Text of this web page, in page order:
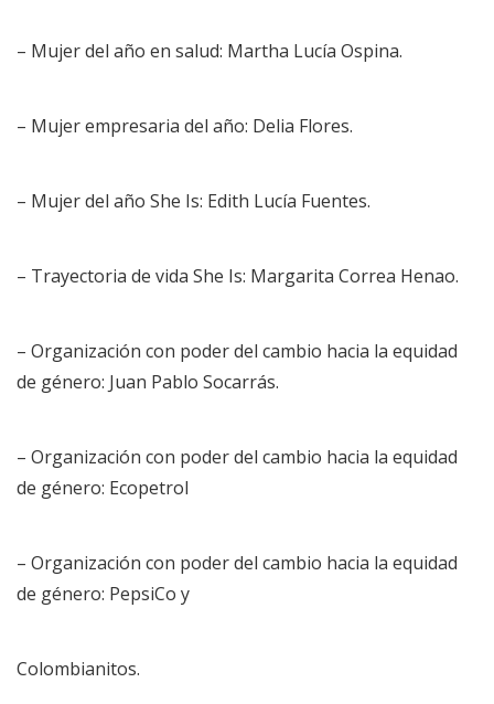
– Mujer del año en salud: Martha Lucía Ospina.
– Mujer empresaria del año: Delia Flores.
– Mujer del año She Is: Edith Lucía Fuentes.
– Trayectoria de vida She Is: Margarita Correa Henao.
– Organización con poder del cambio hacia la equidad
de género: Juan Pablo Socarrás.
– Organización con poder del cambio hacia la equidad
de género: Ecopetrol
– Organización con poder del cambio hacia la equidad
de género: PepsiCo y
Colombianitos.